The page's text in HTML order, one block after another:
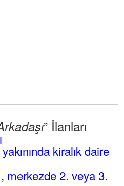
” İlanları
kiralık daire
merkezde 2. veya 3.